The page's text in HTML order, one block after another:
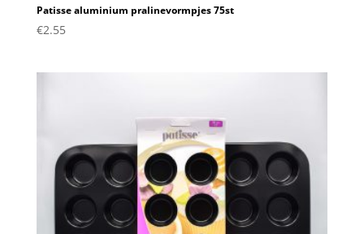
Patisse aluminium pralinevormpjes 75st
€2.55